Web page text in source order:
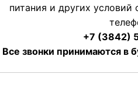
питания и других условий
+7 (3842)
Все звонки принимаются в